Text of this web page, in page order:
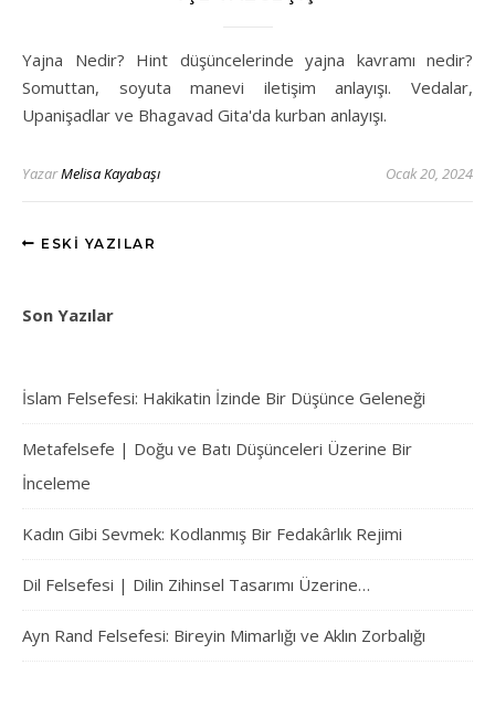
Yajna Nedir? Hint düşüncelerinde yajna kavramı nedir?
Somuttan, soyuta manevi iletişim anlayışı. Vedalar,
Upanişadlar ve Bhagavad Gita'da kurban anlayışı.
YazarMelisa Kayabaşı Ocak 20, 2024
ESKI YAZILAR
Son Yazılar
İslam Felsefesi: Hakikatin İzinde Bir Düşünce Geleneği
Metafelsefe | Doğu ve Batı Düşünceleri Üzerine Bir
İnceleme
Kadın Gibi Sevmek: Kodlanmış Bir Fedakârlık Rejimi
Dil Felsefesi | Dilin Zihinsel Tasarımı Üzerine…
Ayn Rand Felsefesi: Bireyin Mimarlığı ve Aklın Zorbalığı